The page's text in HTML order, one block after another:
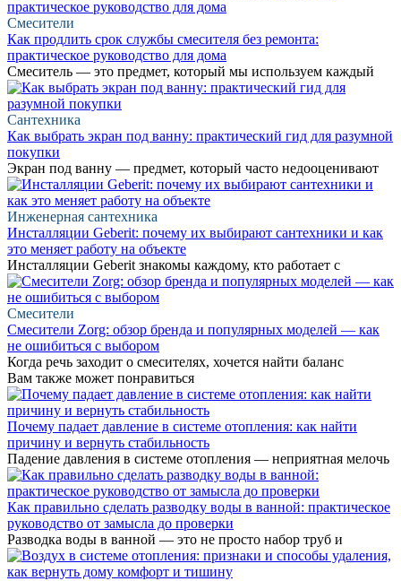
Смесители
Как продлить срок службы смесителя без ремонта:
практическое руководство для дома
Смеситель — это предмет, который мы используем каждый
Сантехника
Как выбрать экран под ванну: практический гид для разумной
покупки
Экран под ванну — предмет, который часто недооценивают
Инженерная сантехника
Инсталляции Geberit: почему их выбирают сантехники и как
это меняет работу на объекте
Инсталляции Geberit знакомы каждому, кто работает с
Смесители
Смесители Zorg: обзор бренда и популярных моделей — как
не ошибиться с выбором
Когда речь заходит о смесителях, хочется найти баланс
Вам также может понравиться
Почему падает давление в системе отопления: как найти
причину и вернуть стабильность
Падение давления в системе отопления — неприятная мелочь
Как правильно сделать разводку воды в ванной: практическое
руководство от замысла до проверки
Разводка воды в ванной — это не просто набор труб и